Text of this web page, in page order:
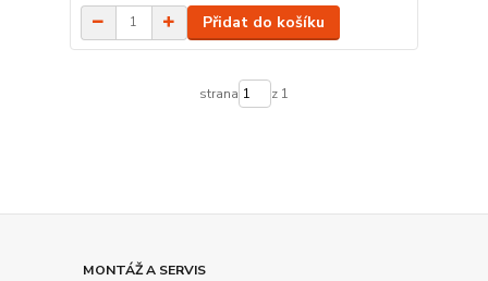
Přidat do košíku
strana z 1
MONTÁŽ A SERVIS